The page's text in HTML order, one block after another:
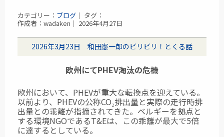
カテゴリー： ブログ ｜ タグ：
作成者：wadaken｜ 2026年4月27日
2026年3月23日 和田憲一郎のビリビリ！とくる話
欧州にてPHEV淘汰の危機
欧州において、PHEVが重大な転換点を迎えている。
以前より、PHEVの公称CO₂排出量と実際の走行時排
出量との乖離が指摘されてきた。ベルギーを拠点と
する環境NGOであるT&Eは、この乖離が最大で5倍
に達するとしている。